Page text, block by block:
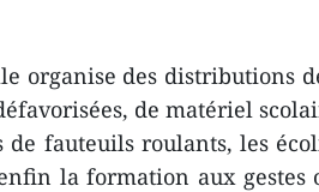
organise des distributions
de matériel
fauteuils roulants, les
la formation aux gestes